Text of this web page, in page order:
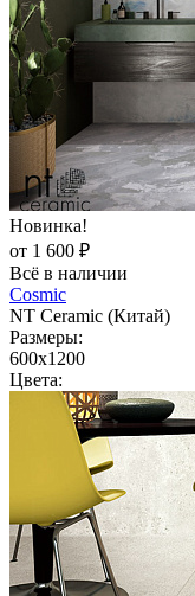
Новинка!
от 1 600 ₽
Всё в наличии
Cosmic
NT Ceramic (Китай)
Размеры:
600x1200
Цвета: